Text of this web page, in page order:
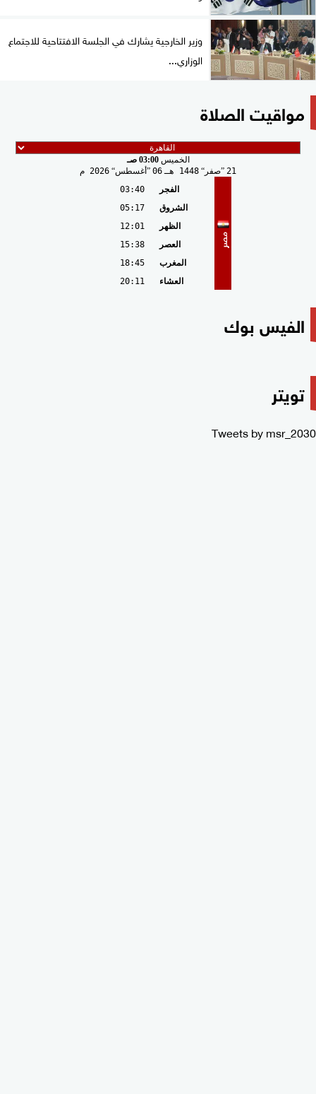
وزير الخارجية يشارك في الجلسة الافتتاحية للاجتماع
الوزاري...
مواقيت الصلاة
الخميس03:00 صـ
21
صفر 1448 هـ 06 أغسطس 2026 م
مصر
الفجر
03:40
الشروق
05:17
الظهر
12:01
العصر
15:38
المغرب
18:45
العشاء
20:11
الفيس بوك
تويتر
Tweets by msr_2030